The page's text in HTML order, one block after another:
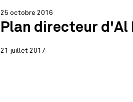
25 octobre 2016
Plan directeur
21 juillet 2017